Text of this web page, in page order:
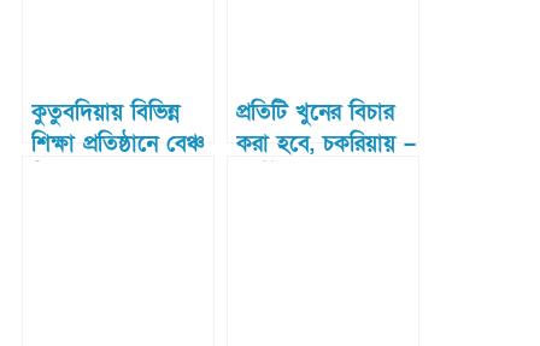
কুতুবদিয়ায় বিভিন্ন
শিক্ষা প্রতিষ্ঠানে বেঞ্চ
প্রতিটি খুনের বিচার
করা হবে, চকরিয়ায় –